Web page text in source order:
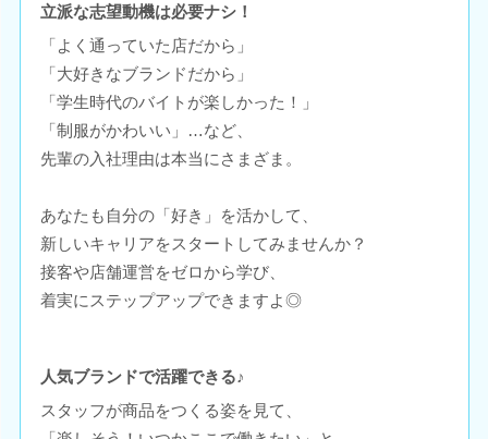
立派な志望動機は必要ナシ！
「よく通っていた店だから」
「大好きなブランドだから」
「学生時代のバイトが楽しかった！」
「制服がかわいい」…など、
先輩の入社理由は本当にさまざま。
あなたも自分の「好き」を活かして、
新しいキャリアをスタートしてみませんか？
接客や店舗運営をゼロから学び、
着実にステップアップできますよ◎
人気ブランドで活躍できる♪
スタッフが商品をつくる姿を見て、